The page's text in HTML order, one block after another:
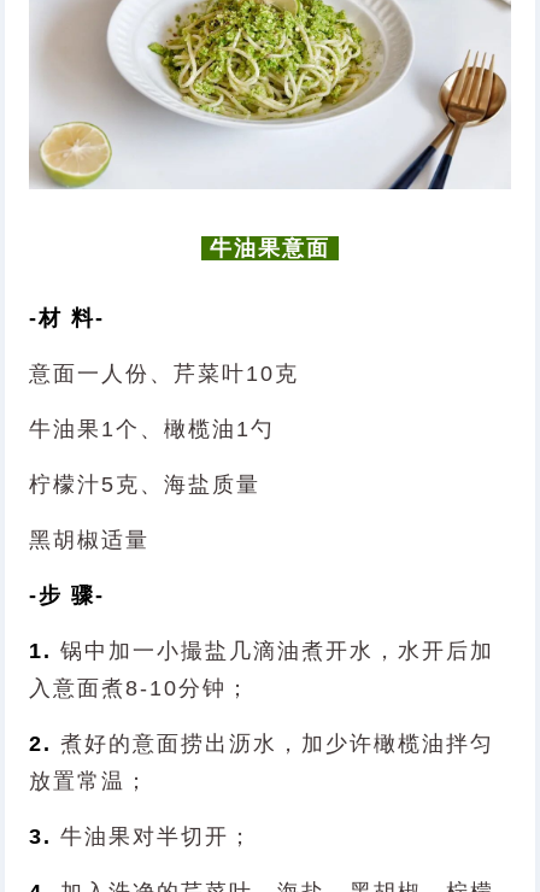
牛油果意面
-材 料-
意面一人份、芹菜叶10克
牛油果1个、橄榄油1勺
柠檬汁5克、海盐质量
黑胡椒适量
-步 骤-
1. 锅中加一小撮盐几滴油煮开水，水开后加
入意面煮8-10分钟；
2.煮好的意面捞出沥水，加少许橄榄油拌匀
放置常温；
3. 牛油果对半切开；